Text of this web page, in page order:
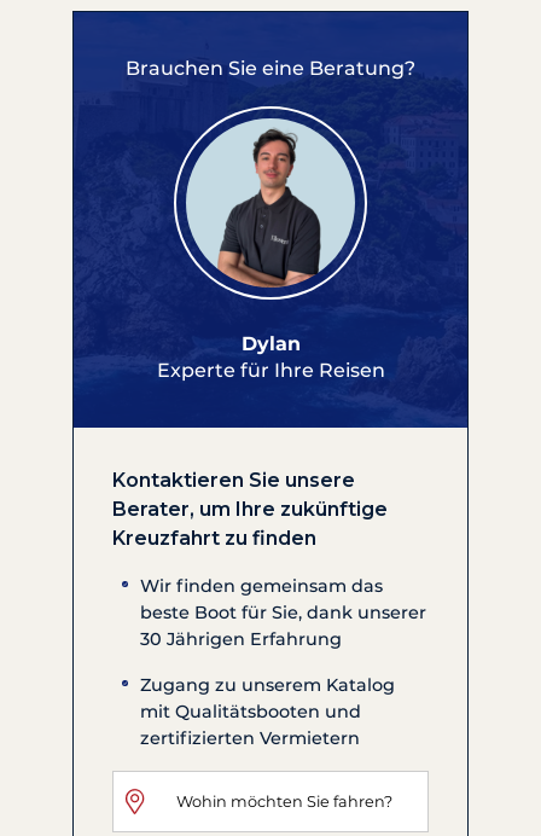
Brauchen Sie eine Beratung?
Dylan
Experte für Ihre Reisen
Kontaktieren Sie unsere
Berater, um Ihre zukünftige
Kreuzfahrt zu finden
Wir finden gemeinsam das
beste Boot für Sie, dank unserer
30 Jährigen Erfahrung
Zugang zu unserem Katalog
mit Qualitätsbooten und
zertifizierten Vermietern